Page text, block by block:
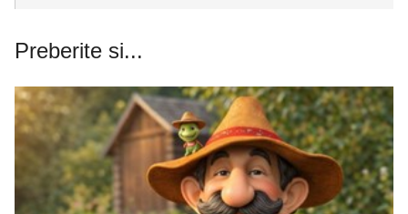
Preberite si...